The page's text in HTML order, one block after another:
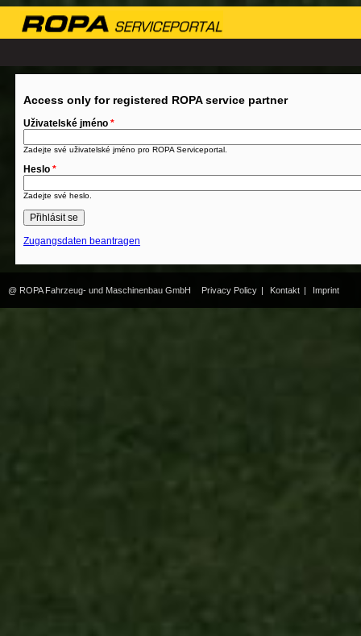
Access only for registered ROPA service partner
Uživatelské jméno *
Zadejte své uživatelské jméno pro ROPA Serviceportal.
Heslo *
Zadejte své heslo.
Zugangsdaten beantragen
@ ROPA Fahrzeug- und Maschinenbau GmbH Privacy Policy | Kontakt | Imprint